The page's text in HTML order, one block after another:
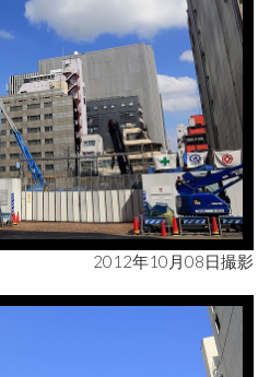
2012年10月08日撮影